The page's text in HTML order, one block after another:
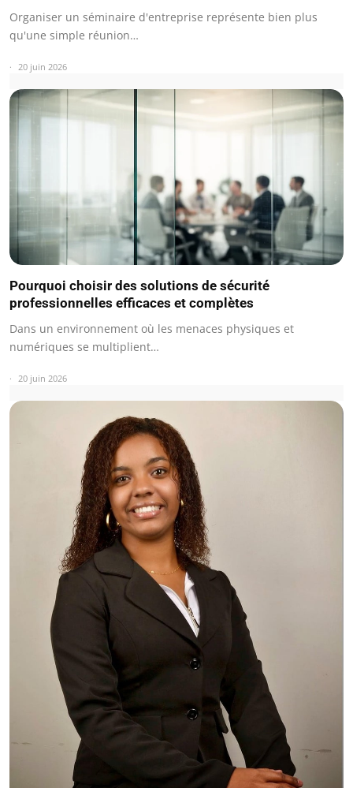
Organiser un séminaire d'entreprise représente bien plus
qu'une simple réunion…
20 juin 2026
Pourquoi choisir des solutions de sécurité
professionnelles efficaces et complètes
Dans un environnement où les menaces physiques et
numériques se multiplient…
20 juin 2026